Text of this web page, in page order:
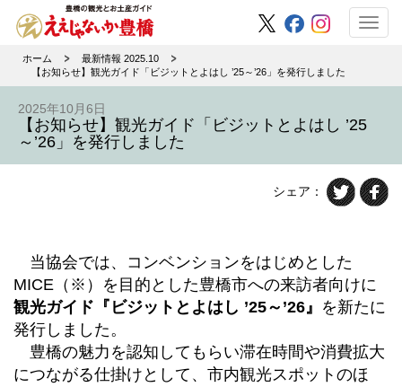
ホーム
最新情報 2025.10
【お知らせ】観光ガイド「ビジットとよはし ’25～’26」を発行しました
2025年10月6日
【お知らせ】観光ガイド「ビジットとよはし ’25
～’26」を発行しました
シェア：
当協会では、コンベンションをはじめとした
MICE（※）を目的とした豊橋市への来訪者向けに
観光ガイド『ビジットとよはし ’25～’26』 を新たに
発行しました。
豊橋の魅力を認知してもらい滞在時間や消費拡大
につながる仕掛けとして、市内観光スポットのほ